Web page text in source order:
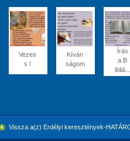
Vezes
s !
Kíván
ságom
Írás
a B
ibliá...
Vissza a(z) Erdélyi keresztények-